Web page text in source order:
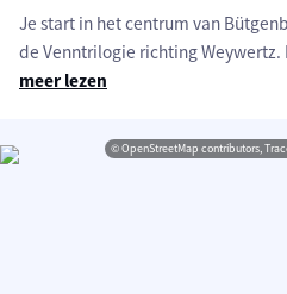
Je start in het centrum van
de Venntrilogie richting Weywertz.
meer lezen
© OpenStreetMap contributors,